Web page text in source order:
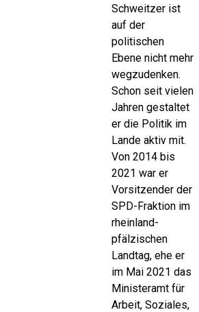
Schweitzer ist
auf der
politischen
Ebene nicht mehr
wegzudenken.
Schon seit vielen
Jahren gestaltet
er die Politik im
Lande aktiv mit.
Von 2014 bis
2021 war er
Vorsitzender der
SPD-Fraktion im
rheinland-
pfälzischen
Landtag, ehe er
im Mai 2021 das
Ministeramt für
Arbeit, Soziales,